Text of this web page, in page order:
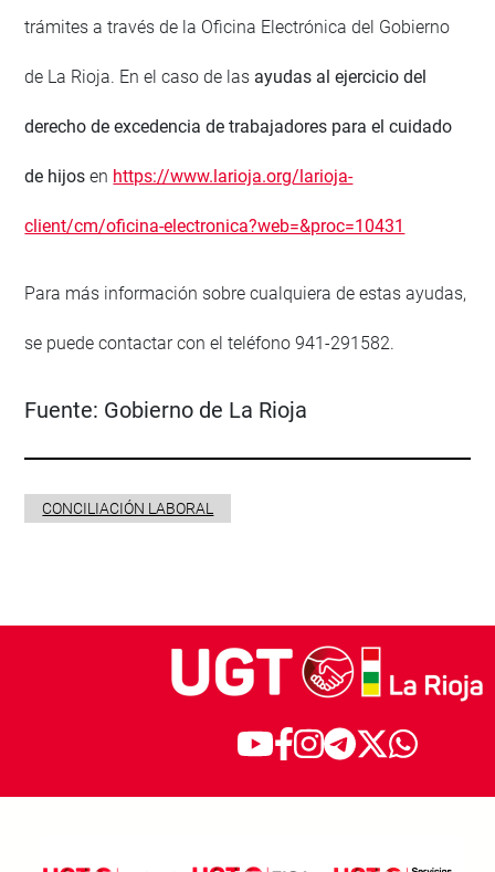
trámites a través de la Oficina Electrónica del Gobierno
de La Rioja. En el caso de las ayudas al ejercicio del
derecho de excedencia de trabajadores para el cuidado
de hijos en https://www.larioja.org/larioja-
client/cm/oficina-electronica?web=&proc=10431
Para más información sobre cualquiera de estas ayudas,
se puede contactar con el teléfono 941-291582.
Fuente: Gobierno de La Rioja
CONCILIACIÓN LABORAL